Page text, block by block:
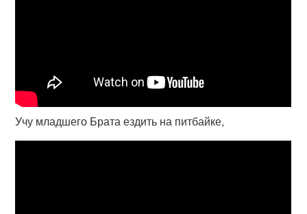
Учу младшего Брата ездить на питбайке,